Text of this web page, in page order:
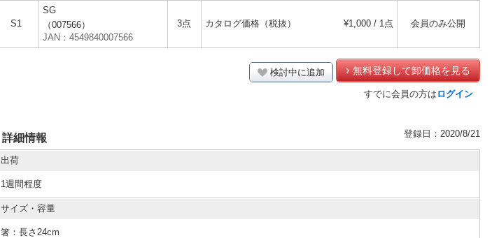
S1
SG
（007566）
JAN：4549840007566
3点 カタログ価格（税抜） ¥1,000 / 1点 会員のみ公開
検討中に追加 無料登録して卸価格を見る
すでに会員の方は ログイン
詳細情報 登録日：2020/8/21
出荷
1週間程度
サイズ・容量
箸：長さ24cm